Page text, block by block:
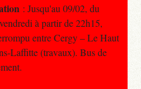
: Jusqu'au 09/02, du
à partir de 22h15,
entre Cergy – Le Haut
Laffitte (travaux). Bus de